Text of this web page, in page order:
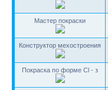
Мастер покраски
Конструктор мехостроения
Покраска по форме Cl - з